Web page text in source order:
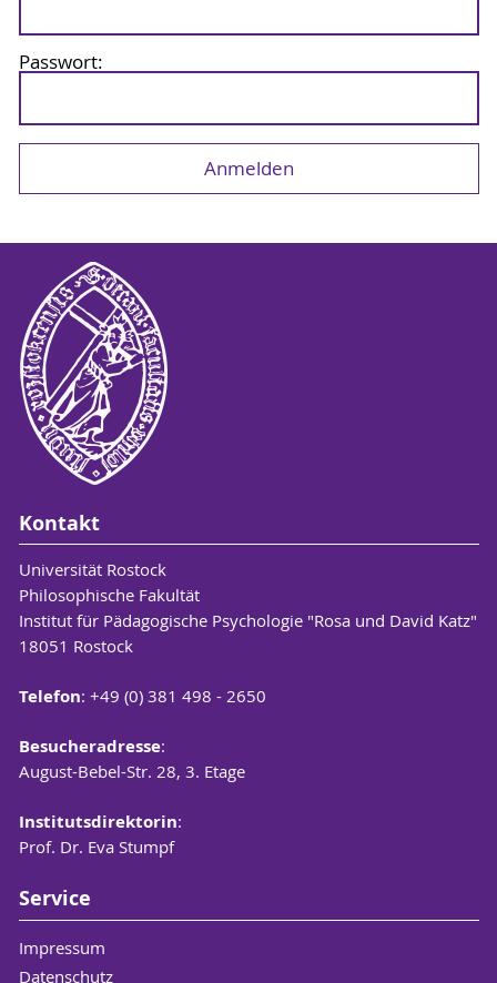
Passwort:
Kontakt
Universität Rostock
Philosophische Fakultät
Institut für Pädagogische Psychologie "Rosa und David Katz"
18051 Rostock
Telefon: +49 (0) 381 498 - 2650
Besucheradresse:
August-Bebel-Str. 28, 3. Etage
Institutsdirektorin:
Prof. Dr. Eva Stumpf
Service
Impressum
Datenschutz